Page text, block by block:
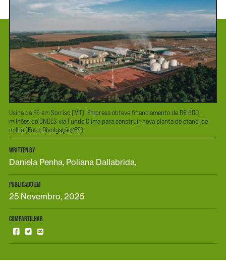
WRITTEN BY
Daniela Penha, Poliana Dallabrida,
PUBLICADO EM
25 Novembro, 2025
COMPARTILHAR
Usina da FS em Sorriso (MT). Empresa obteve financiamento de R$ 500
milhões do BNDES via Fundo Clima para construir nova planta de etanol de
milho (Foto: Divulgação/FS)